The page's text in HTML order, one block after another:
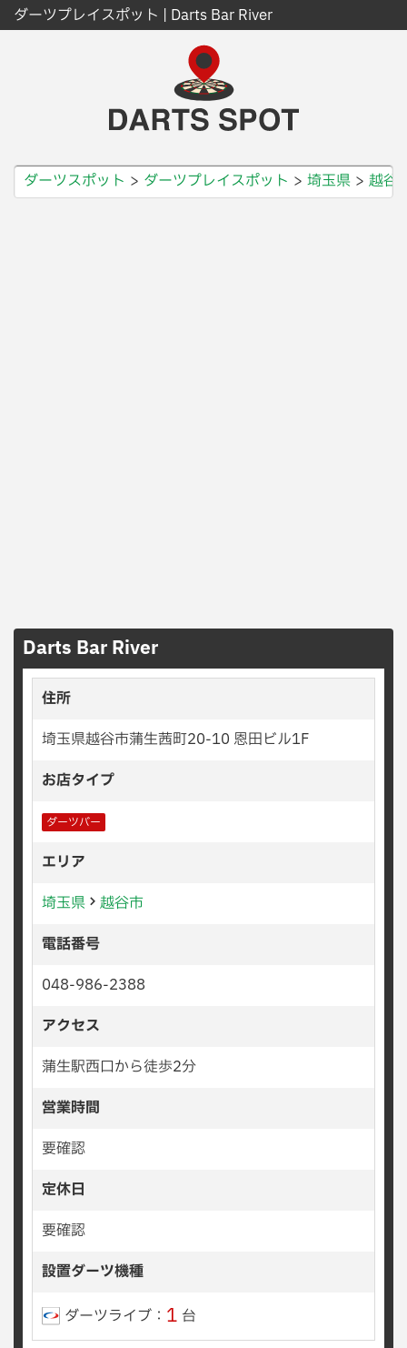
ダーツプレイスポット | Darts Bar River
ダーツスポット ダーツプレイスポット 埼玉県 越谷
Darts Bar River
住所
埼玉県越谷市蒲生茜町20-10 恩田ビル1F
お店タイプ
ダーツバー
エリア
埼玉県
越谷市
電話番号
048-986-2388
アクセス
蒲生駅西口から徒歩2分
営業時間
要確認
定休日
要確認
設置ダーツ機種
ダーツライブ： 1 台